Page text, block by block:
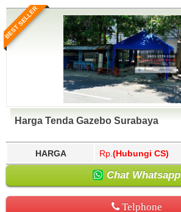
BEST SELLER
Harga Tenda Gazebo Surabaya
HARGA Rp. (Hubungi CS)
Chat Whatsapp
Telphone